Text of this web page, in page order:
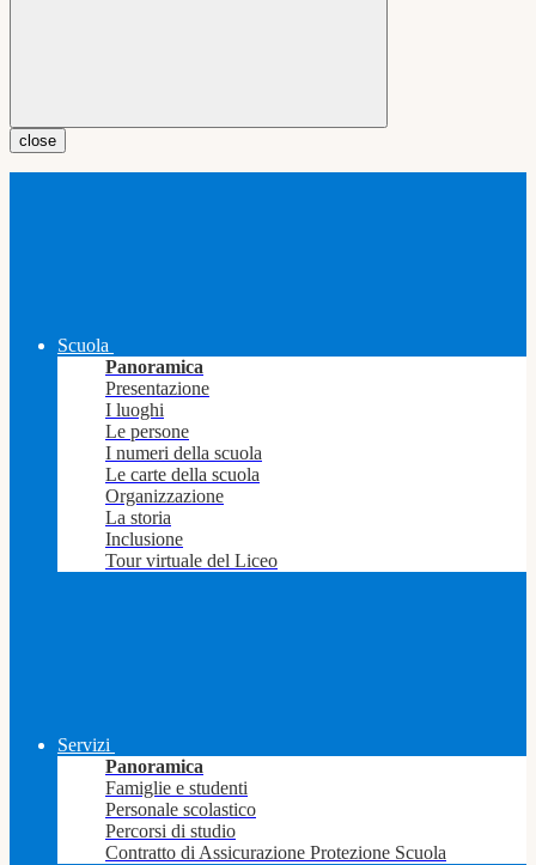
close
Scuola
Panoramica
Presentazione
I luoghi
Le persone
I numeri della scuola
Le carte della scuola
Organizzazione
La storia
Inclusione
Tour virtuale del Liceo
Servizi
Panoramica
Famiglie e studenti
Personale scolastico
Percorsi di studio
Contratto di Assicurazione Protezione Scuola